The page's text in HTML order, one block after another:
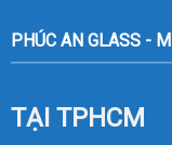
PHÚC AN GLASS -
TẠI TPHCM